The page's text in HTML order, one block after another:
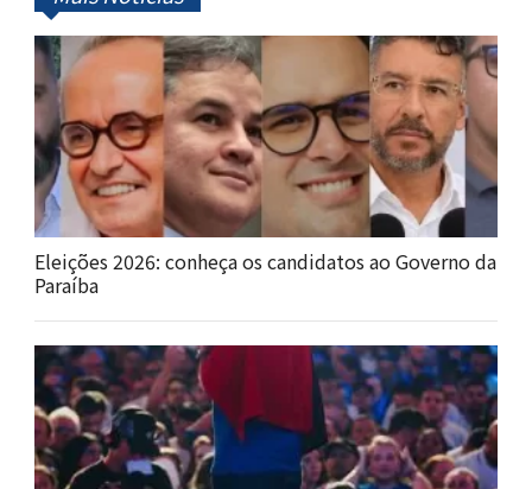
Eleições 2026: conheça os candidatos ao Governo da
Paraíba